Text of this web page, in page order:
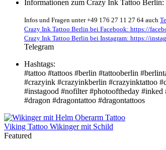
Informationen zum Crazy Ink Tattoo Berlin:
Infos und Fragen unter +49 176 27 11 27 64 auch
Crazy Ink Tattoo Berlin bei Facebook: https://
Crazy Ink Tattoo Berlin bei Instagram: https://
Telegram
Hashtags:
#tattoo #tattoos #berlin #tattooberlin
#crazyink #crazyinkberlin #crazyinktattoo
#instagood #nofilter #photooftheday #inked
#dragon #dragontattoo #dragontattoos
Viking Tattoo Wikinger mit Schild
Featured